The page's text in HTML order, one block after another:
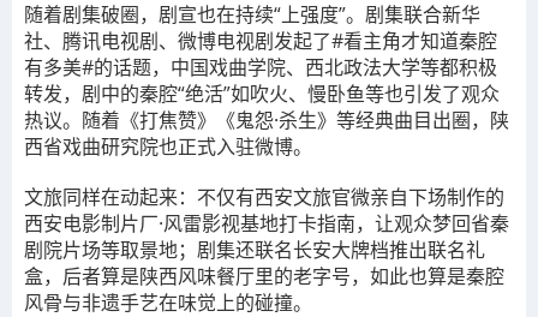
随着剧集破圈，剧宣也在持续“上强度”。 剧集联合新华
社、腾讯电视剧、微博电视剧发起了#看主角才知道秦腔
有多美#的话题，中国戏曲学院、西北政法大学等都积极
转发，剧中的秦腔“绝活”如吹火、慢卧鱼等也引发了观众
热议。随着《打焦赞》《鬼怨·杀生》等经典曲目出圈，陕
西省戏曲研究院也正式入驻微博。
文旅同样在动起来： 不仅有西安文旅官微亲自下场制作的
西安电影制片厂·风雷影视基地打卡指南，让观众梦回省秦
剧院片场等取景地；剧集还联名长安大牌档推出联名礼
盒，后者算是陕西风味餐厅里的老字号，如此也算是秦腔
风骨与非遗手艺在味觉上的碰撞。